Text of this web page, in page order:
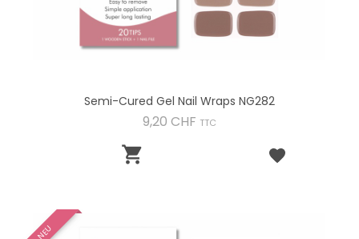
Semi-Cured Gel Nail Wraps NG282
9,20 CHF Preis
TTC

NEU